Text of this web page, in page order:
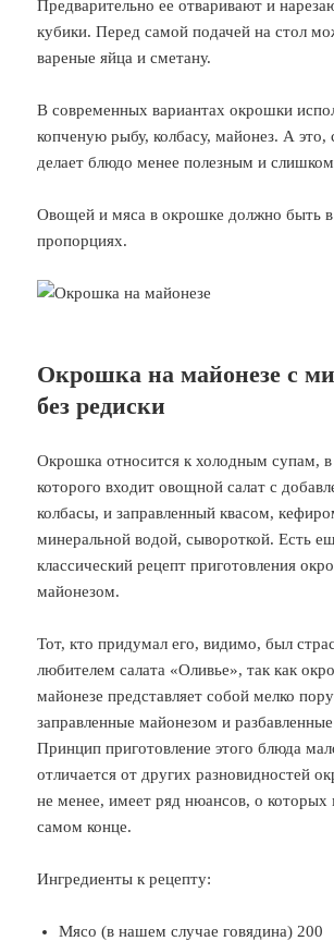
Предварительно ее отваривают и
кубики. Перед самой подачей на стол
вареные яйца и сметану.
В современных вариантах окрошки
копченую рыбу, колбасу, майонез. А это,
делает блюдо менее полезным и
Овощей и мяса в окрошке должно быть
пропорциях.
Окрошка на майонезе с
без редиски
Окрошка относится к холодным супам, в
которого входит овощной салат с
колбасы, и заправленный квасом,
минеральной водой, сывороткой. Есть
классический рецепт приготовления
майонезом.
Тот, кто придумал его, видимо, был
любителем салата «Оливье», так как
майонезе представляет собой мелко
заправленные майонезом и
Принцип приготовление этого блюда
отличается от других разновидностей
не менее, имеет ряд нюансов, о
самом конце.
Ингредиенты к рецепту:
Мясо (в нашем случае говядина) 200